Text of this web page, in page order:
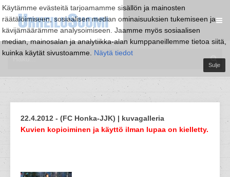
Käytämme evästeitä tarjoamamme sisällön ja mainosten
räätälöimiseen, sosiaalisen median ominaisuuksien tukemiseen ja
kävijämäärämme analysoimiseen. Jaamme myös sosiaalisen
median, mainosalan ja analytiikka-alan kumppaneillemme tietoa siitä,
kuinka käytät sivustoamme. Näytä tiedot
Sulje
22.4.2012 - (FC Honka-JJK) | kuvagalleria
Kuvien kopioiminen ja käyttö ilman lupaa on kielletty.